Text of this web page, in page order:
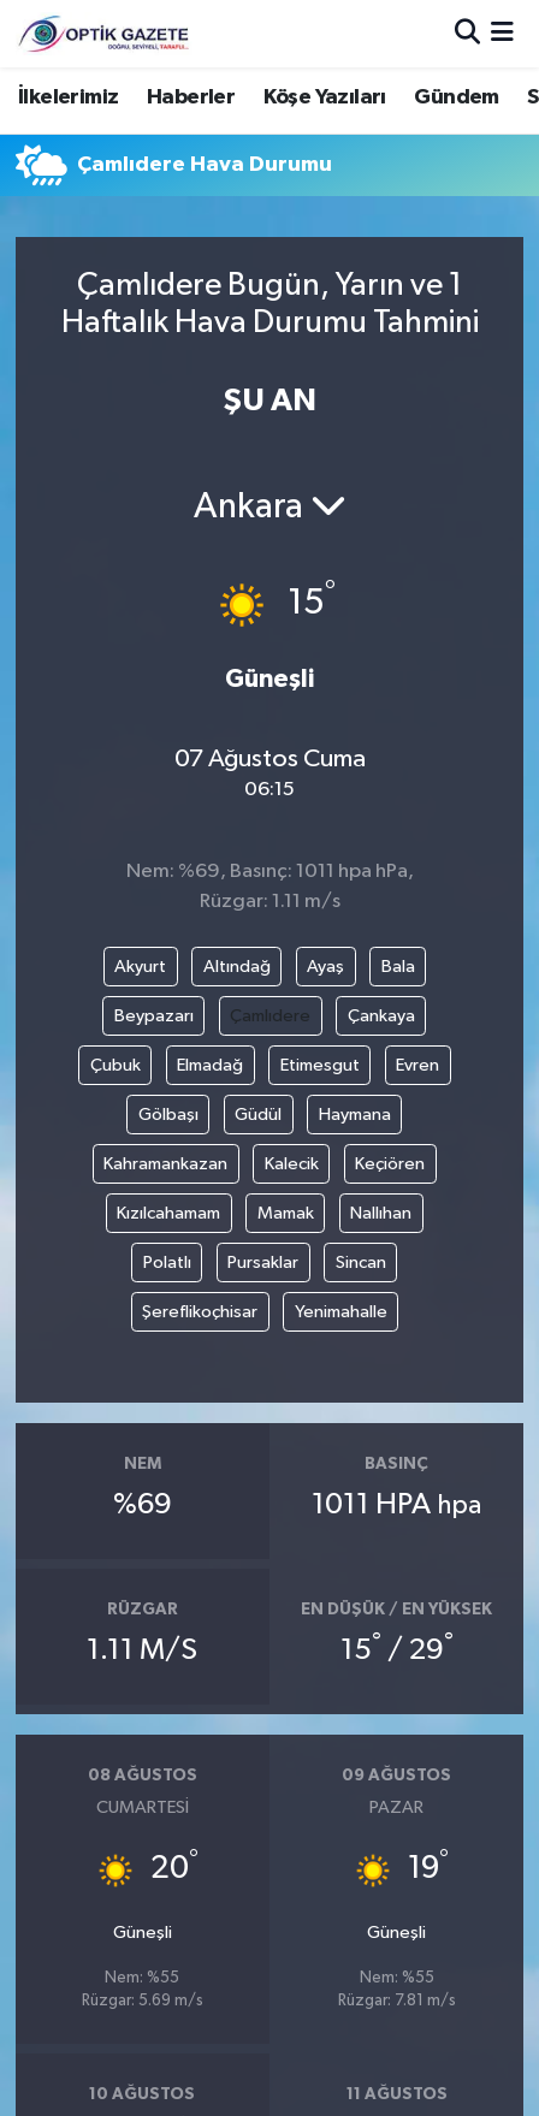
İlkelerimiz Haberler Köşe Yazıları Gündem
Çamlıdere Hava Durumu
Çamlıdere Bugün, Yarın ve 1
Haftalık Hava Durumu Tahmini
ŞU AN
Ankara
15°
Güneşli
07 Ağustos Cuma
06:15
Nem: %69, Basınç: 1011 hpa hPa,
Rüzgar: 1.11 m/s
Akyurt Altındağ Ayaş Bala
Beypazarı Çamlıdere Çankaya
Çubuk Elmadağ Etimesgut Evren
Gölbaşı Güdül Haymana
Kahramankazan Kalecik Keçiören
Kızılcahamam Mamak Nallıhan
Polatlı Pursaklar Sincan
Şereflikoçhisar Yenimahalle
NEM
%69
BASINÇ
1011 HPA hpa
RÜZGAR
1.11 M/S
EN DÜŞÜK / EN YÜKSEK
15° / 29°
08 AĞUSTOS
CUMARTESI
20°
Güneşli
Nem: %55
Rüzgar: 5.69 m/s
09 AĞUSTOS
PAZAR
19°
Güneşli
Nem: %55
Rüzgar: 7.81 m/s
10 AĞUSTOS 11 AĞUSTOS
Nöbetçi Eczaneler
Hava Durumu
Trafik Durumu
Süper Lig Puan Durumu ve Fikstür